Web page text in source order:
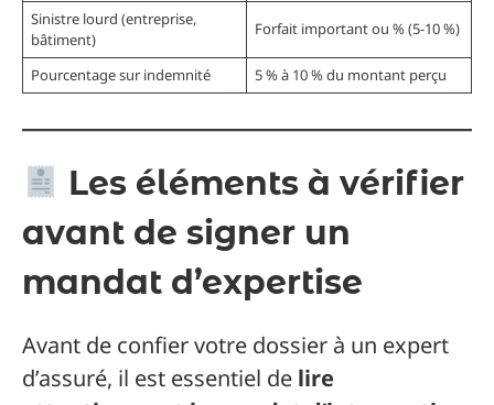
Sinistre lourd (entreprise,
bâtiment)
Forfait important ou % (5-10 %)
Pourcentage sur indemnité 5 % à 10 % du montant perçu
Les éléments à vérifier
avant de signer un
mandat d’expertise
Avant de confier votre dossier à un expert
d’assuré, il est essentiel de lire